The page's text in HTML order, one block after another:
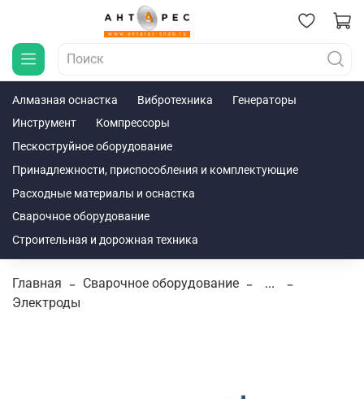
Алмазная оснастка Вибротехника
Генераторы
Инструмент
Компрессоры
Пескоструйное оборудование
Принадлежности, приспособления и комплектующие
Расходные материалы и оснастка
Сварочное оборудование
Строительная и дорожная техника
Главная Сварочное оборудование
...
Электроды